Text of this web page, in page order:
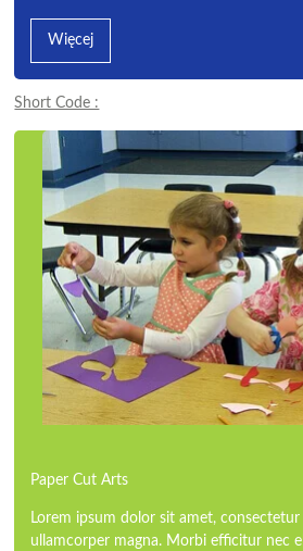
Więcej
Short Code :
Paper Cut Arts
Lorem ipsum dolor sit amet,
ullamcorper magna. Morbi efficitur nec